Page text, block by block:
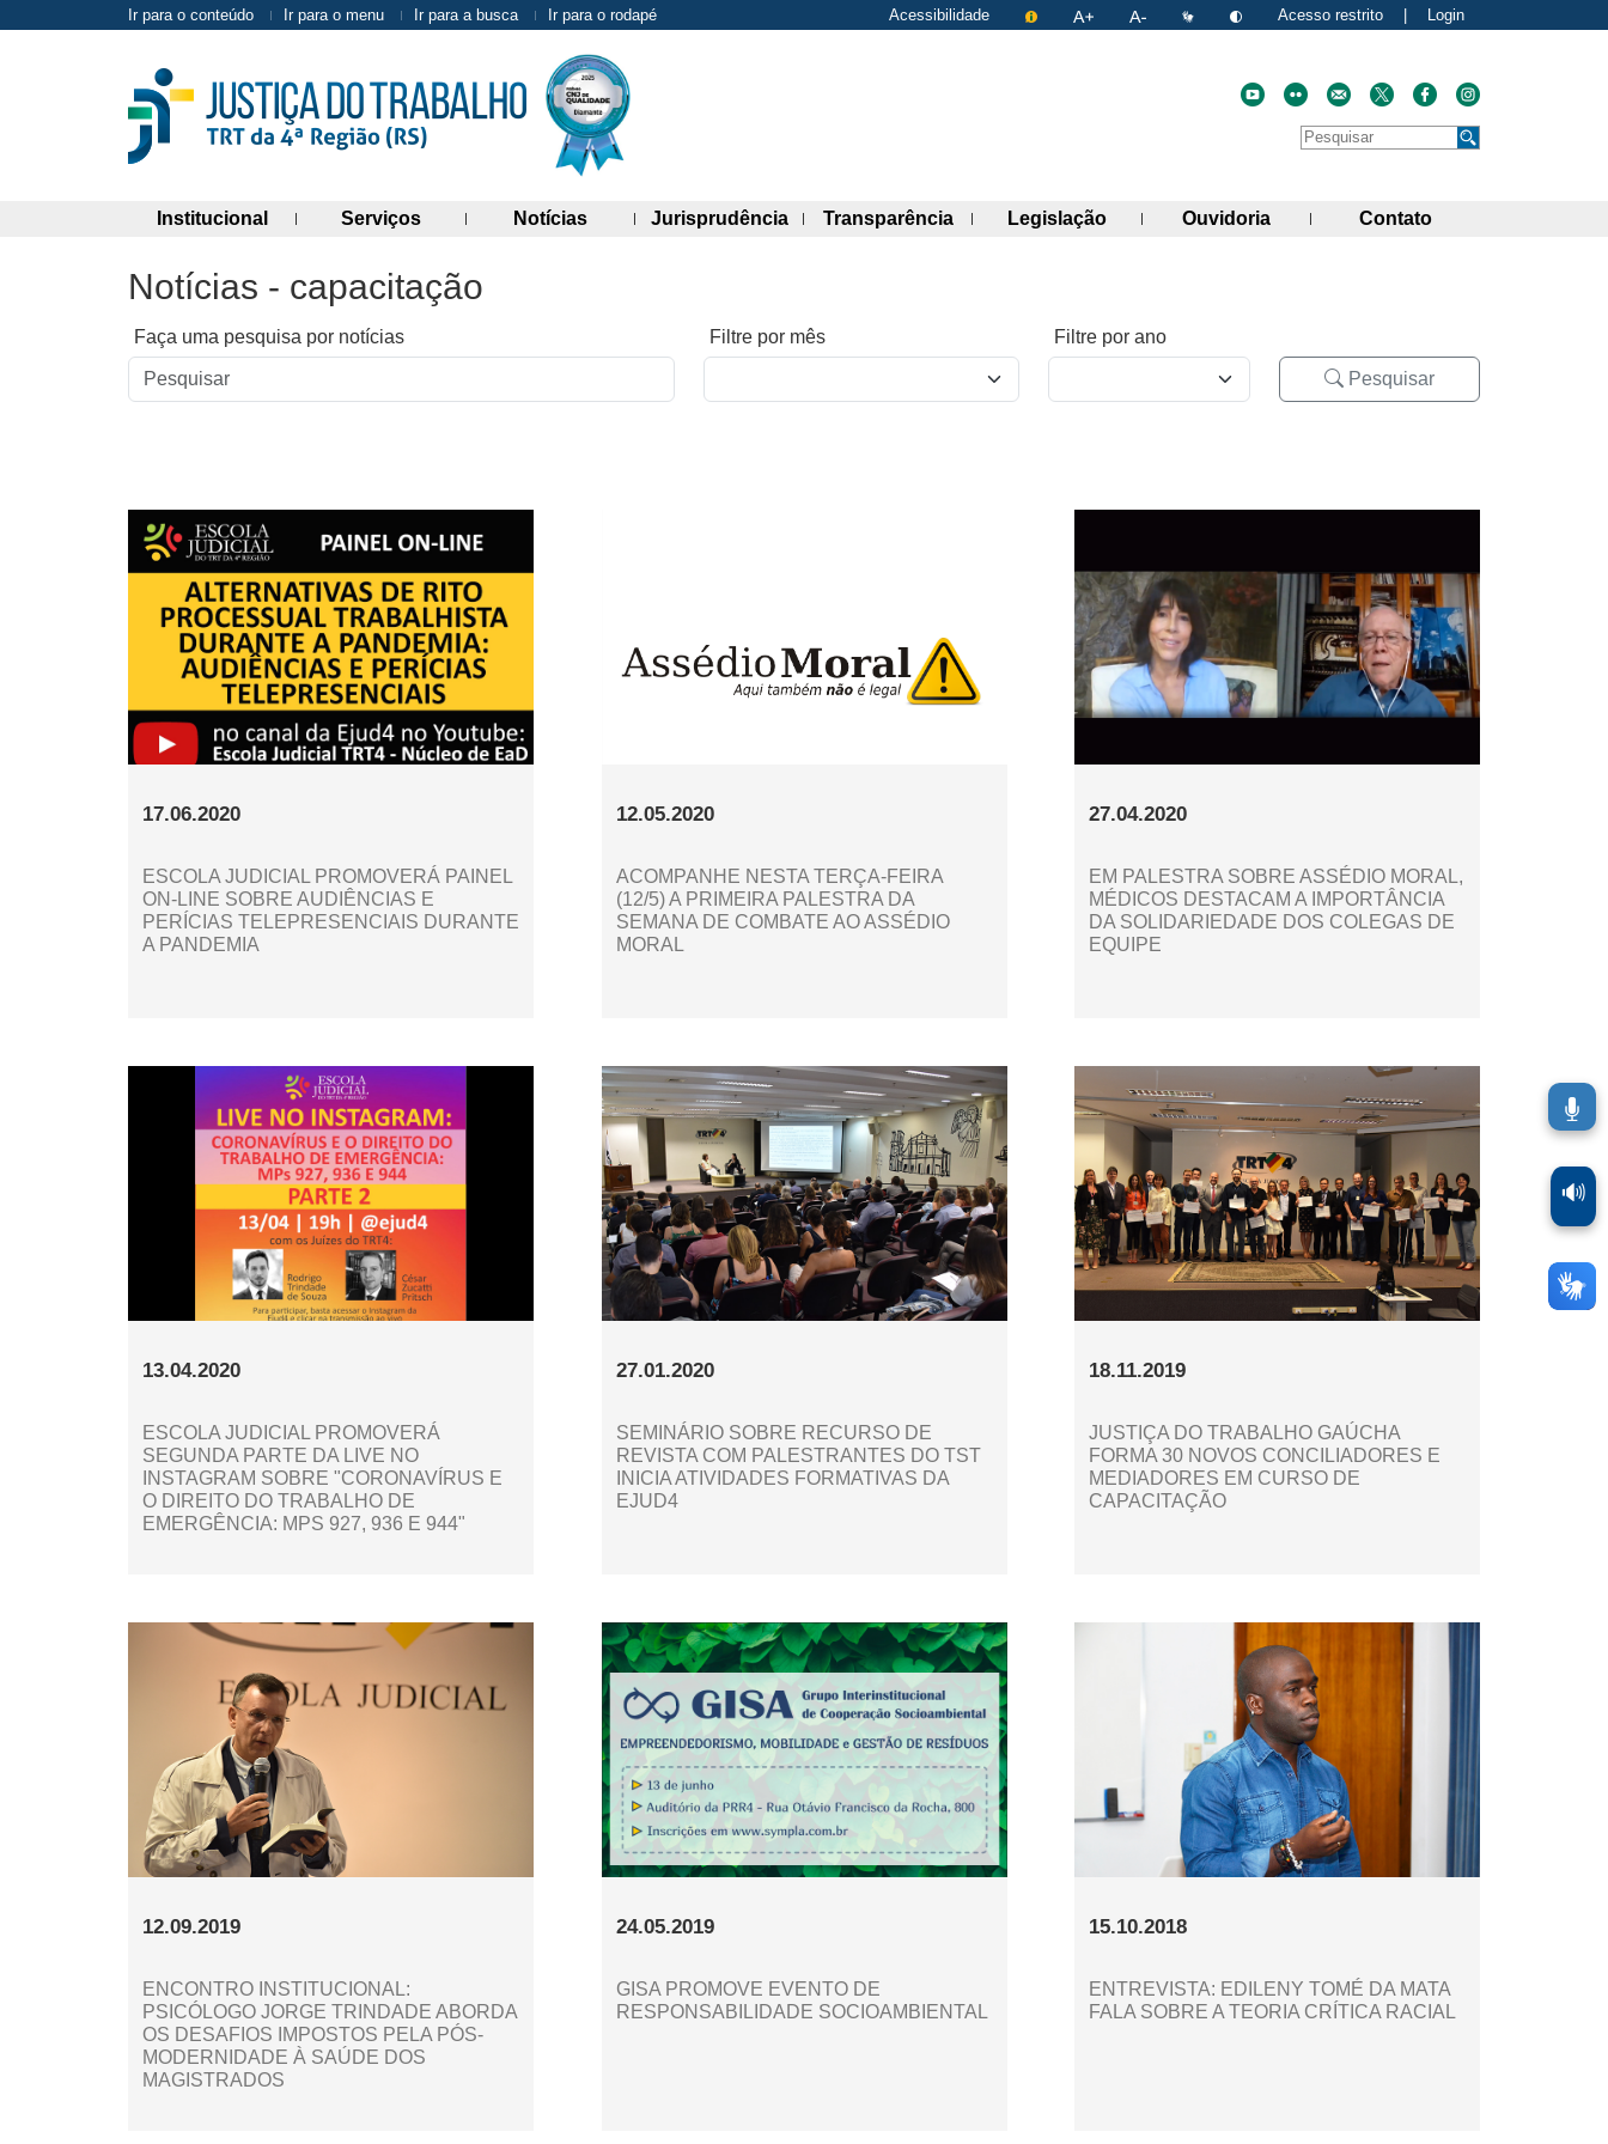
Ir para o conteúdo Ir para o menu Ir para a busca Ir para o rodapé Acessibilidade Acesso restrito Login
Faça uma pesquisa no site
Pesquisar
Institucional(abre painel de links)
Serviços(abre painel de links)
Notícias(abre painel de links)
Jurisprudência(abre painel de links)
Transparência (abre painel de links)
Legislação(abre painel de links)
Ouvidoria (abre painel de links)
Contato(abre painel de
Notícias - capacitação
Faça uma pesquisa por notícias Filtre por mês Filtre por ano
Pesquisar
17.06.2020
ESCOLA JUDICIAL PROMOVERÁ PAINEL
ON-LINE SOBRE AUDIÊNCIAS E
PERÍCIAS TELEPRESENCIAIS DURANTE
A PANDEMIA
12.05.2020
ACOMPANHE NESTA TERÇA-FEIRA
(12/5) A PRIMEIRA PALESTRA DA
SEMANA DE COMBATE AO ASSÉDIO
MORAL
27.04.2020
EM PALESTRA SOBRE ASSÉDIO MORAL,
MÉDICOS DESTACAM A IMPORTÂNCIA
DA SOLIDARIEDADE DOS COLEGAS DE
EQUIPE
13.04.2020
ESCOLA JUDICIAL PROMOVERÁ
SEGUNDA PARTE DA LIVE NO
INSTAGRAM SOBRE "CORONAVÍRUS E
O DIREITO DO TRABALHO DE
EMERGÊNCIA: MPS 927, 936 E 944"
27.01.2020
SEMINÁRIO SOBRE RECURSO DE
REVISTA COM PALESTRANTES DO TST
INICIA ATIVIDADES FORMATIVAS DA
EJUD4
18.11.2019
JUSTIÇA DO TRABALHO GAÚCHA
FORMA 30 NOVOS CONCILIADORES E
MEDIADORES EM CURSO DE
CAPACITAÇÃO
12.09.2019
ENCONTRO INSTITUCIONAL:
PSICÓLOGO JORGE TRINDADE ABORDA
OS DESAFIOS IMPOSTOS PELA PÓS-
MODERNIDADE À SAÚDE DOS
MAGISTRADOS
24.05.2019
GISA PROMOVE EVENTO DE
RESPONSABILIDADE SOCIOAMBIENTAL
15.10.2018
ENTREVISTA: EDILENY TOMÉ DA MATA
FALA SOBRE A TEORIA CRÍTICA RACIAL
🔊